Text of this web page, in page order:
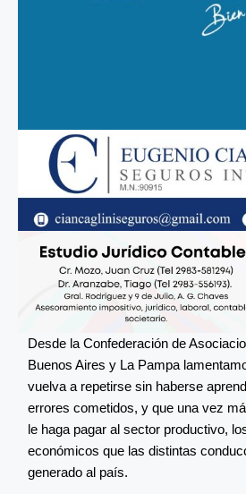
Desde la Confederación de
Buenos Aires y La Pampa
vuelva a repetirse sin haberse
errores cometidos, y que una vez
le haga pagar al sector productivo,
económicos que las distintas
generado al país.